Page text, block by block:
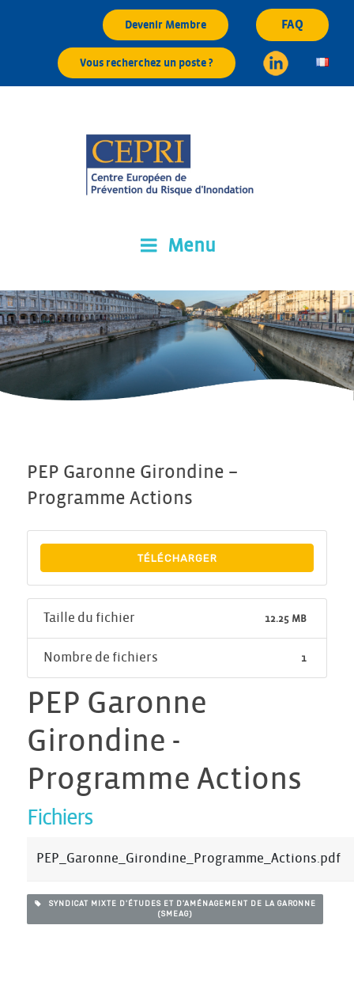
Devenir Membre FAQ
Vous recherchez un poste ?
Menu
PEP Garonne Girondine –
Programme Actions
TÉLÉCHARGER
Taille du fichier 12.25 MB
Nombre de fichiers 1
PEP Garonne
Girondine -
Programme Actions
Fichiers
PEP_Garonne_Girondine_Programme_Actions.pdf
SYNDICAT MIXTE D'ÉTUDES ET D'AMÉNAGEMENT DE LA GARONNE
(SMEAG)